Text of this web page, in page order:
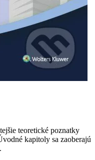
teoretické poznatky
kapitoly sa zaoberajú